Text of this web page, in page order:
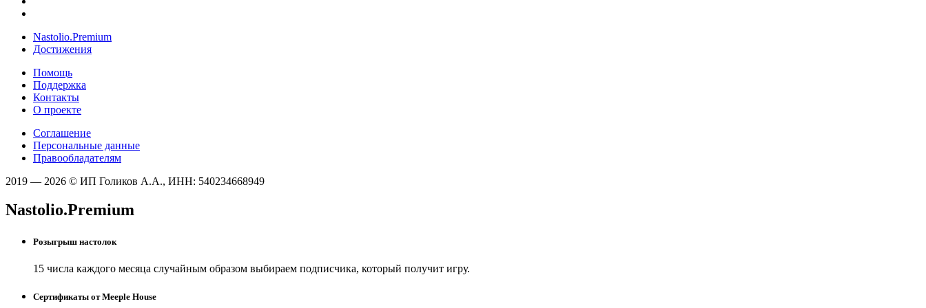
Nastolio.Premium
Достижения
Помощь
Поддержка
Контакты
О проекте
Соглашение
Персональные данные
Правообладателям
2019 — 2026 © ИП Голиков А.А., ИНН: 540234668949
Nastolio.Premium
Розыгрыш настолок
15 числа каждого месяца случайным образом выбираем подписчика, который получит игру.
Сертификаты от Meeple House